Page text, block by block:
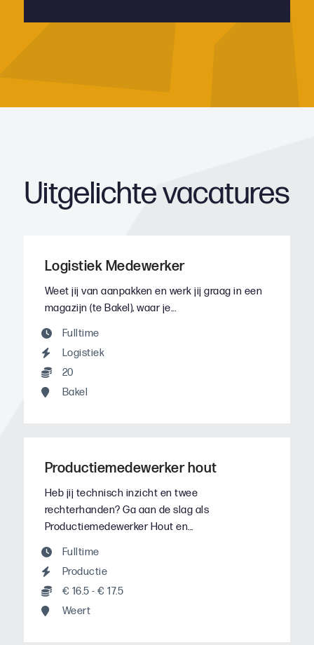
Uitgelichte vacatures
Logistiek Medewerker
Weet jij van aanpakken en werk jij graag in een
magazijn (te Bakel), waar je...
Fulltime
Logistiek
20
Bakel
Productiemedewerker hout
Heb jij technisch inzicht en twee
rechterhanden? Ga aan de slag als
Productiemedewerker Hout en...
Fulltime
Productie
€ 16.5 - € 17.5
Weert